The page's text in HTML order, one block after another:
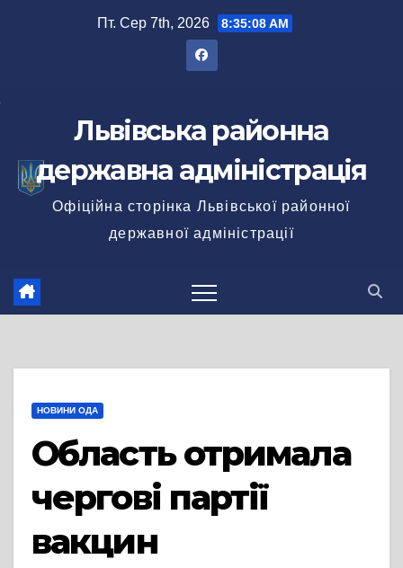
Пт. Сер 7th, 2026 8:35:08 AM
Львівська районна
державна адміністрація
Офіційна сторінка Львівської районної
державної адміністрації
НОВИНИ ОДА
Область отримала
чергові партії
вакцин